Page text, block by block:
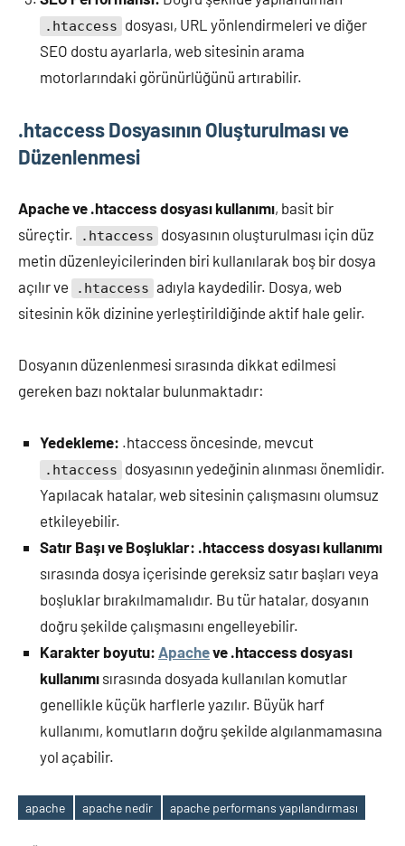
.htaccess dosyası, URL yönlendirmeleri ve diğer
SEO dostu ayarlarla, web sitesinin arama
motorlarındaki görünürlüğünü artırabilir.
.htaccess Dosyasının Oluşturulması ve
Düzenlenmesi
Apache ve .htaccess dosyası kullanımı, basit bir
süreçtir.
.htaccess dosyasının oluşturulması için düz
metin düzenleyicilerinden biri kullanılarak boş bir dosya
açılır ve
.htaccess adıyla kaydedilir. Dosya, web
sitesinin kök dizinine yerleştirildiğinde aktif hale gelir.
Dosyanın düzenlenmesi sırasında dikkat edilmesi
gereken bazı noktalar bulunmaktadır:
Yedekleme: .htaccess öncesinde, mevcut
.htaccess dosyasının yedeğinin alınması önemlidir.
Yapılacak hatalar, web sitesinin çalışmasını olumsuz
etkileyebilir.
Satır Başı ve Boşluklar: .htaccess dosyası kullanımı
sırasında dosya içerisinde gereksiz satır başları veya
boşluklar bırakılmamalıdır. Bu tür hatalar, dosyanın
doğru şekilde çalışmasını engelleyebilir.
Karakter boyutu: Apacheve .htaccess dosyası
kullanımı sırasında dosyada kullanılan komutlar
genellikle küçük harflerle yazılır. Büyük harf
kullanımı, komutların doğru şekilde algılanmamasına
yol açabilir.
Etiketler
apache apache nedir apache performans yapılandırması